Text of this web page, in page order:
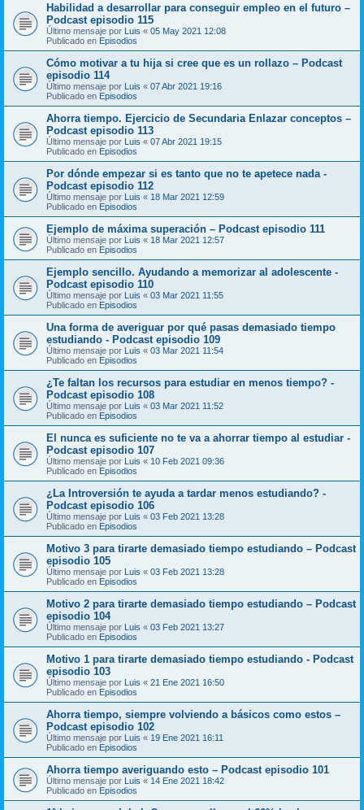
Habilidad a desarrollar para conseguir empleo en el futuro –
Podcast episodio 115
Último mensaje por Luis « 05 May 2021 12:08
Publicado en Episodios
Cómo motivar a tu hija si cree que es un rollazo – Podcast
episodio 114
Último mensaje por Luis « 07 Abr 2021 19:16
Publicado en Episodios
Ahorra tiempo. Ejercicio de Secundaria Enlazar conceptos –
Podcast episodio 113
Último mensaje por Luis « 07 Abr 2021 19:15
Publicado en Episodios
Por dónde empezar si es tanto que no te apetece nada -
Podcast episodio 112
Último mensaje por Luis « 18 Mar 2021 12:59
Publicado en Episodios
Ejemplo de máxima superación – Podcast episodio 111
Último mensaje por Luis « 18 Mar 2021 12:57
Publicado en Episodios
Ejemplo sencillo. Ayudando a memorizar al adolescente -
Podcast episodio 110
Último mensaje por Luis « 03 Mar 2021 11:55
Publicado en Episodios
Una forma de averiguar por qué pasas demasiado tiempo
estudiando - Podcast episodio 109
Último mensaje por Luis « 03 Mar 2021 11:54
Publicado en Episodios
¿Te faltan los recursos para estudiar en menos tiempo? -
Podcast episodio 108
Último mensaje por Luis « 03 Mar 2021 11:52
Publicado en Episodios
El nunca es suficiente no te va a ahorrar tiempo al estudiar -
Podcast episodio 107
Último mensaje por Luis « 10 Feb 2021 09:36
Publicado en Episodios
¿La Introversión te ayuda a tardar menos estudiando? -
Podcast episodio 106
Último mensaje por Luis « 03 Feb 2021 13:28
Publicado en Episodios
Motivo 3 para tirarte demasiado tiempo estudiando – Podcast
episodio 105
Último mensaje por Luis « 03 Feb 2021 13:28
Publicado en Episodios
Motivo 2 para tirarte demasiado tiempo estudiando – Podcast
episodio 104
Último mensaje por Luis « 03 Feb 2021 13:27
Publicado en Episodios
Motivo 1 para tirarte demasiado tiempo estudiando - Podcast
episodio 103
Último mensaje por Luis « 21 Ene 2021 16:50
Publicado en Episodios
Ahorra tiempo, siempre volviendo a básicos como estos –
Podcast episodio 102
Último mensaje por Luis « 19 Ene 2021 16:11
Publicado en Episodios
Ahorra tiempo averiguando esto – Podcast episodio 101
Último mensaje por Luis « 14 Ene 2021 18:42
Publicado en Episodios